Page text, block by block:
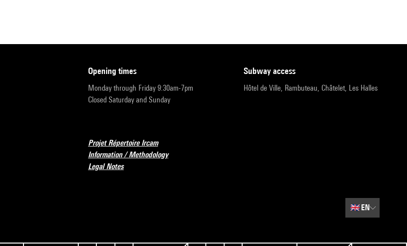
opening times
Monday through Friday 9:30am-7pm
Closed Saturday and Sunday
subway access
Hôtel de Ville, Rambuteau, Châtelet, Les Halles
Projet Répertoire Ircam
Information / Methodology
Legal Notes
🇬🇧EN